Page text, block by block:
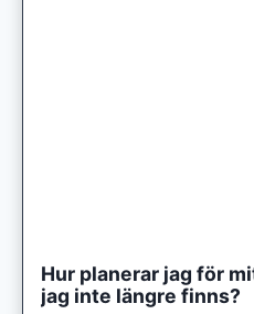
Hur planerar jag för
jag inte längre finns?